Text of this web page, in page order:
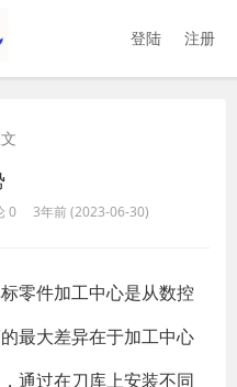
登陆 注册
0 3年前 (2023-06-30)
零件加工中心是从数控
最大差异在于加工中心
通过在刀库上安装不同